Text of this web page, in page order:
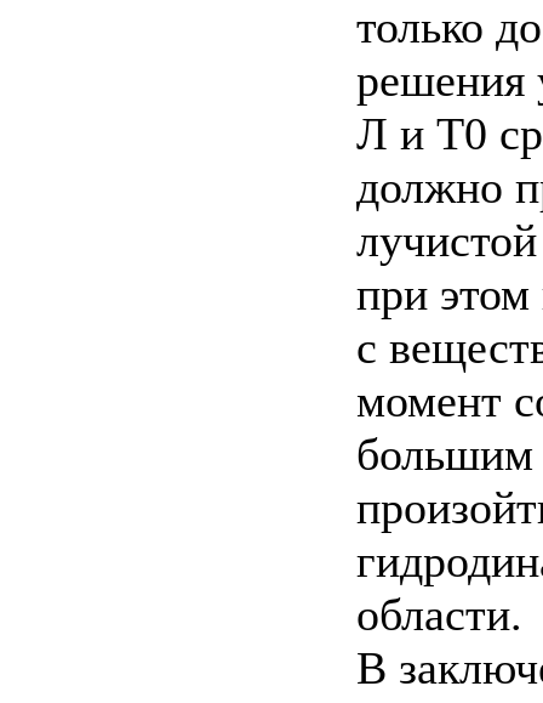
только
решения
Л и Т0
должно
при этом
с
момент
большим
области.
В